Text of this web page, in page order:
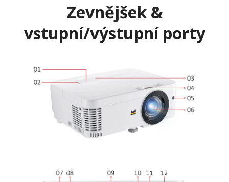
Zevnějšek &
vstupní/výstupní porty